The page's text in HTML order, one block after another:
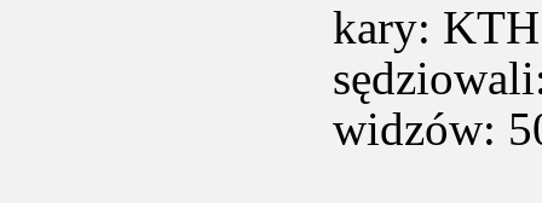
kary:
widzów: